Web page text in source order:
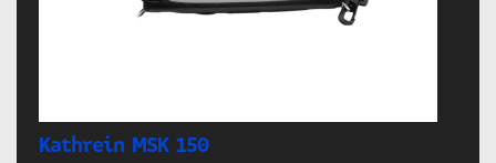
Kathrein MSK 150